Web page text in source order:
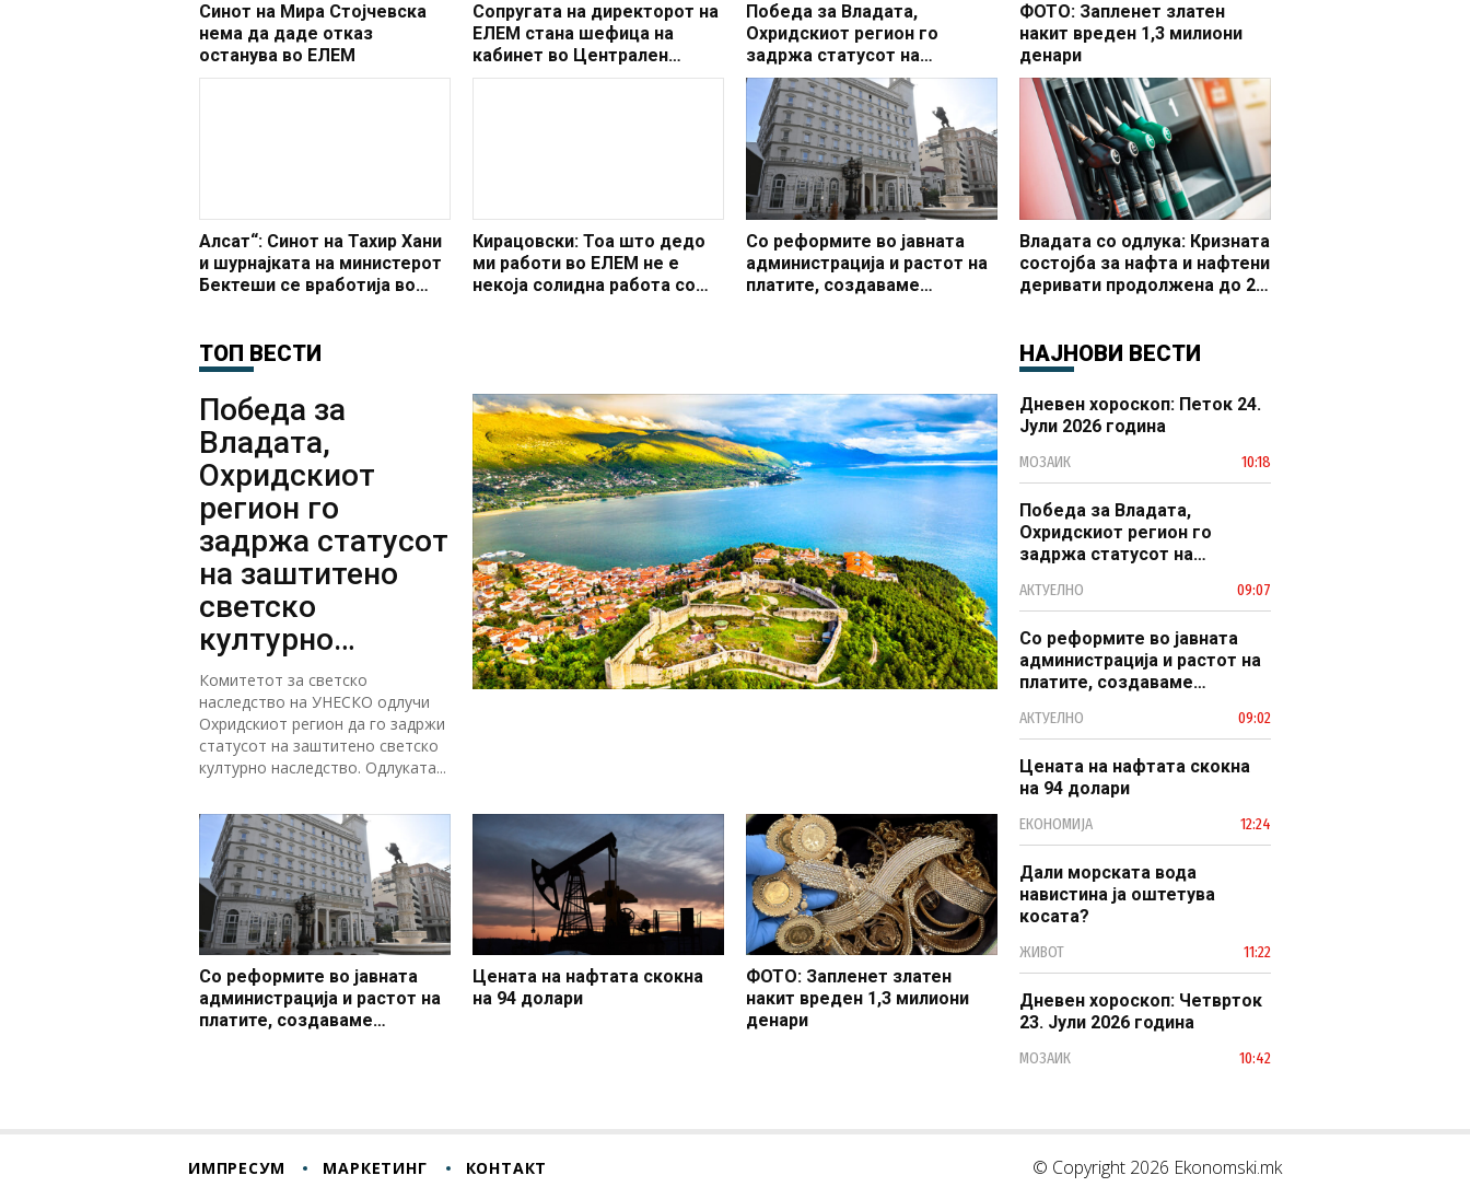
Синот на Мира Стојчевска
нема да даде отказ
останува во ЕЛЕМ
Сопругата на директорот на
ЕЛЕМ стана шефица на
кабинет во Централен
регистар
Алсат“: Синот на Тахир Хани
и шурнајката на министерот
Бектеши се вработија во
Кирацовски: Тоа што дедо
ми работи во ЕЛЕМ не е
некоја солидна работа со
Победа за Владата,
Охридскиот регион го
задржа статусот на
заштитено светско културно
наследство
Со реформите во јавната
администрација и растот на
платите, создаваме
ФОТО: Запленет златен
накит вреден 1,3 милиони
денари
Владата со одлука: Кризната
состојба за нафта и нафтени
деривати продолжена до 20
ТОП ВЕСТИ
Победа за
Владата,
Охридскиот
регион го
задржа статусот
на заштитено
светско
културно
наследство
Комитетот за светско
наследство на УНЕСКО одлучи
Охридскиот регион да го задржи
статусот на заштитено светско
културно наследство. Одлуката...
Со реформите во јавната
администрација и растот на
платите, создаваме
Цената на нафтата скокна
на 94 долари
ФОТО: Запленет златен
накит вреден 1,3 милиони
денари
НАЈНОВИ ВЕСТИ
Дневен хороскоп: Петок 24.
Јули 2026 година
МОЗАИК 10:18
Победа за Владата,
Охридскиот регион го
задржа статусот на
наследство
АКТУЕЛНО 09:07
Со реформите во јавната
администрација и растот на
платите, создаваме
модерен јавен сектор
АКТУЕЛНО 09:02
Цената на нафтата скокна
на 94 долари
ЕКОНОМИЈА 12:24
Дали морската вода
навистина ја оштетува
косата?
ЖИВОТ 11:22
Дневен хороскоп: Четврток
23. Јули 2026 година
МОЗАИК 10:42
ИМПРЕСУМ МАРКЕТИНГ КОНТАКТ © Copyright 2026 Ekonomski.mk